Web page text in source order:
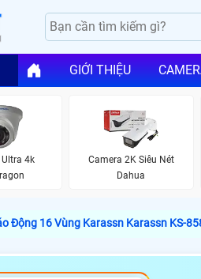
GIỚI THIỆU
4k
Camera 2K Siêu Nét
Dahua
Động 16 Vùng Karassn Karassn KS-